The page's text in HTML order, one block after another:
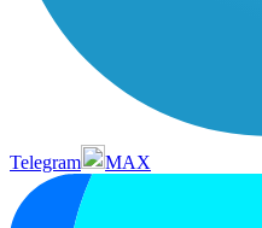
Telegram MAX